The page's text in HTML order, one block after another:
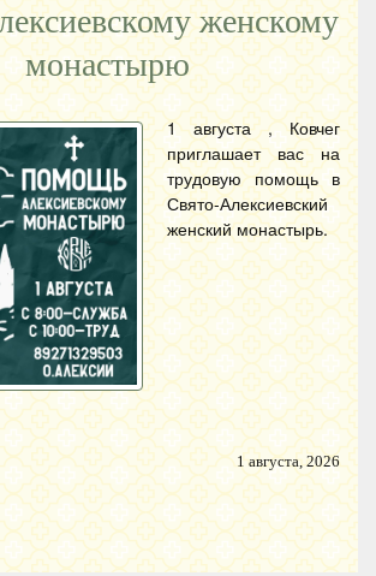
женскому
монастырю
1 августа , Ковчег
приглашает вас на
трудовую помощь в
Свято-Алексиевский
женский монастырь.
1 августа, 2026